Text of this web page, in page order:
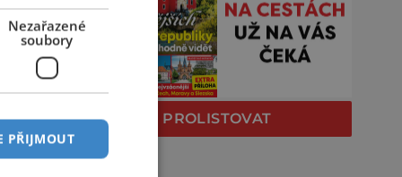
PROLISTOVAT
Nezařazené
soubory
PŘIJMOUT